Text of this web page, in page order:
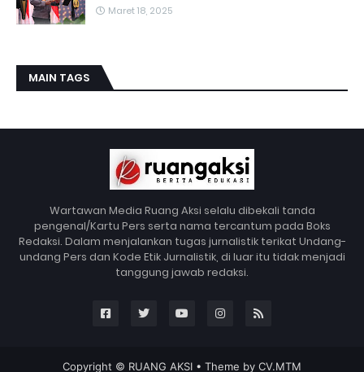
Maret 18, 2025
MAIN TAGS
Wartawan Media Ruang Aksi selalu dibekali tanda
pengenal/Kartu Pers serta nama tercantum pada Boks
Redaksi. Dalam menjalankan tugas jurnalistik terikat Undang-
undang Pers dan Kode Etik Jurnalistik, di luar itu tidak menjadi
tanggung jawab redaksi.
Copyright © RUANG AKSI • Theme by CV.MTM